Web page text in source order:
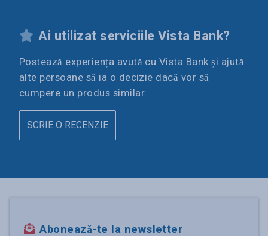
Ai utilizat serviciileVista Bank?
Postează experiența avută cu Vista Bank și ajută
alte persoane să ia o decizie dacă vor să
cumpere un produs similar.
SCRIE O RECENZIE
Abonează-te la newsletter